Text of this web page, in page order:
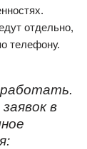
отдельно,
телефону.
в